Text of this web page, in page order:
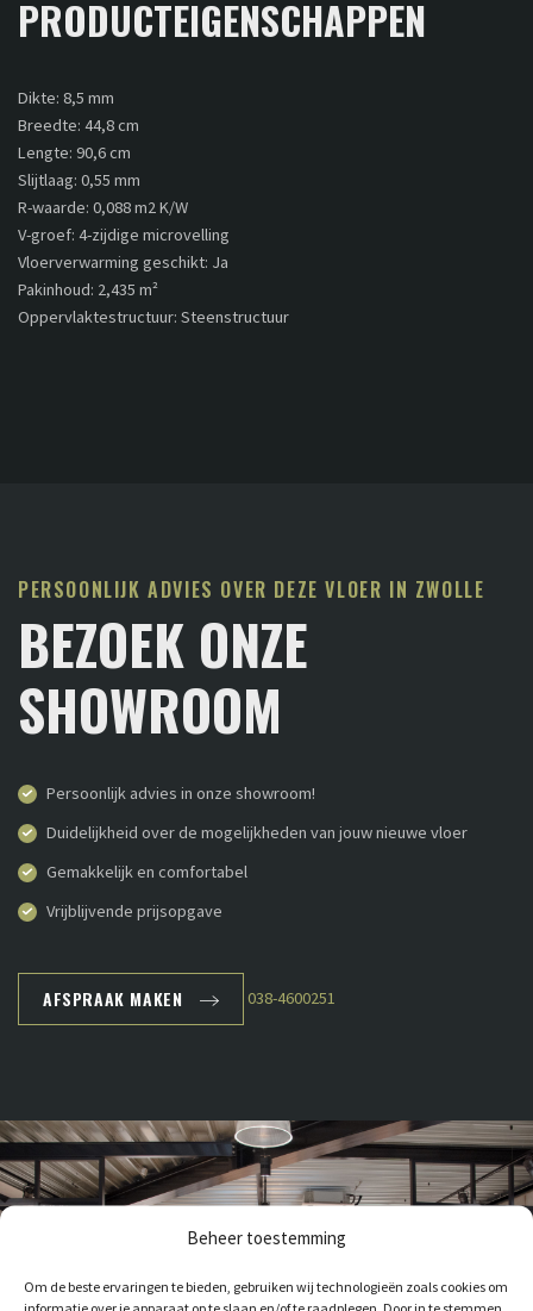
Beheer toestemming
Om de beste ervaringen te bieden, gebruiken wij technologieën zoals cookies om
informatie over je apparaat op te slaan en/of te raadplegen. Door in te stemmen
PRODUCTEIGENSCHAPPEN
Dikte: 8,5 mm
Breedte: 44,8 cm
Lengte: 90,6 cm
Slijtlaag: 0,55 mm
R-waarde: 0,088 m2 K/W
V-groef: 4-zijdige microvelling
Vloerverwarming geschikt: Ja
Pakinhoud: 2,435 m²
Oppervlaktestructuur: Steenstructuur
PERSOONLIJK ADVIES OVER DEZE VLOER IN ZWOLLE
BEZOEK ONZE
SHOWROOM
Persoonlijk advies in onze showroom!
Duidelijkheid over de mogelijkheden van jouw nieuwe vloer
Gemakkelijk en comfortabel
Vrijblijvende prijsopgave
AFSPRAAK MAKEN 038-4600251